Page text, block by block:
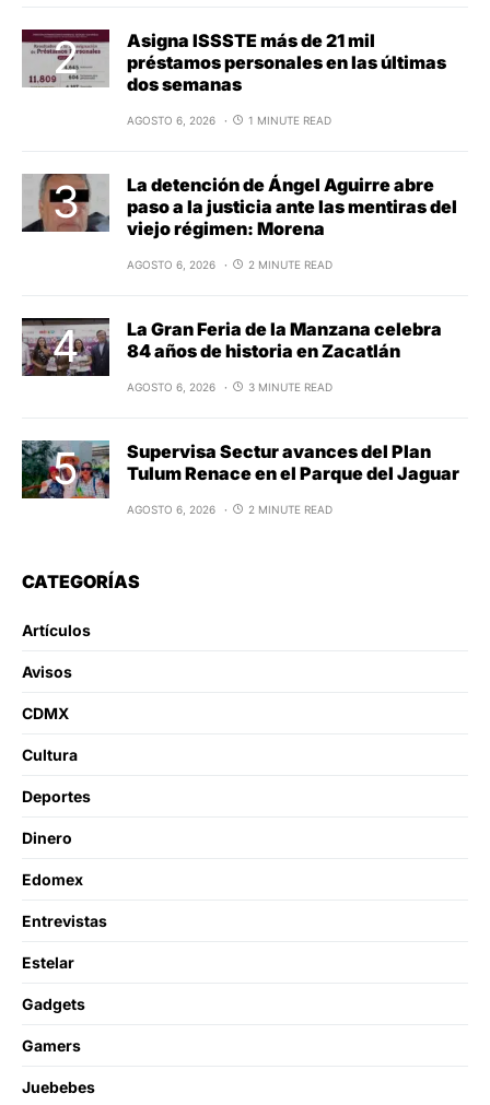
Asigna ISSSTE más de 21 mil
préstamos personales en las últimas
dos semanas
AGOSTO 6, 2026 1 MINUTE READ
La detención de Ángel Aguirre abre
paso a la justicia ante las mentiras del
viejo régimen: Morena
AGOSTO 6, 2026 2 MINUTE READ
La Gran Feria de la Manzana celebra
84 años de historia en Zacatlán
AGOSTO 6, 2026 3 MINUTE READ
Supervisa Sectur avances del Plan
Tulum Renace en el Parque del Jaguar
AGOSTO 6, 2026 2 MINUTE READ
CATEGORÍAS
Artículos
Avisos
CDMX
Cultura
Deportes
Dinero
Edomex
Entrevistas
Estelar
Gadgets
Gamers
Juebebes